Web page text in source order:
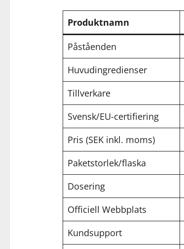
Produktnamn
Påståenden
Huvudingredienser
Tillverkare
Svensk/EU-certifiering
Pris (SEK inkl. moms)
Paketstorlek/flaska
Dosering
Officiell Webbplats
Kundsupport